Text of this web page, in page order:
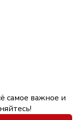
самое важное и